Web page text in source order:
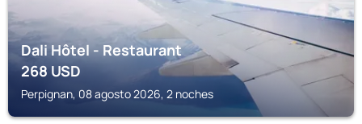
Dali Hôtel - Restaurant
268USD
Perpignan, 08 agosto 2026, 2 noches